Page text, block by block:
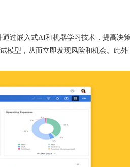
通过嵌入式AI和机器学习技术，提高决
模型，从而立即发现风险和机会。此